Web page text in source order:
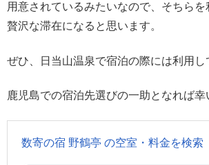
用意されているみたいなので、そちらを
贅沢な滞在になると思います。
ぜひ、日当山温泉で宿泊の際には利用し
鹿児島での宿泊先選びの一助となれば幸
数寄の宿 野鶴亭 の空室・料金を検索